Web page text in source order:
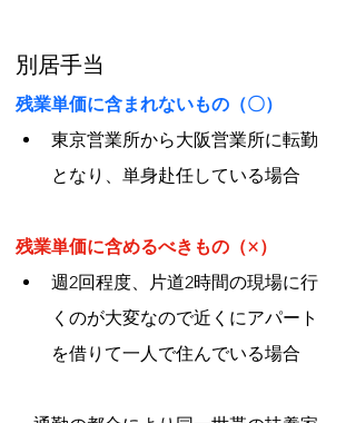
別居手当
残業単価に含まれないもの（〇）
東京営業所から大阪営業所に転勤
となり、単身赴任している場合
残業単価に含めるべきもの（×）
週2回程度、片道2時間の現場に行
くのが大変なので近くにアパート
を借りて一人で住んでいる場合